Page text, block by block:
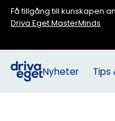
Få tillgång till kunskapen
Driva Eget MasterMinds
Nyheter Tips